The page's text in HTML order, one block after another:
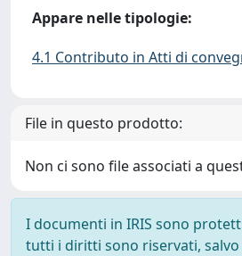
Appare nelle tipologie:
4.1 Contributo in Atti di
File in questo prodotto:
Non ci sono file associati a
I documenti in IRIS sono
tutti i diritti sono riservati, salvo